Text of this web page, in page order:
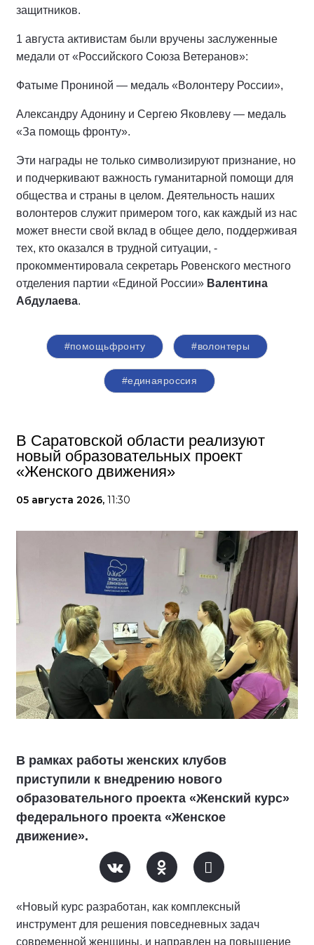
защитников.
1 августа активистам были вручены заслуженные
медали от «Российского Союза Ветеранов»:
Фатыме Прониной — медаль «Волонтеру России»,
Александру Адонину и Сергею Яковлеву — медаль
«За помощь фронту».
Эти награды не только символизируют признание, но
и подчеркивают важность гуманитарной помощи для
общества и страны в целом. Деятельность наших
волонтеров служит примером того, как каждый из нас
может внести свой вклад в общее дело, поддерживая
тех, кто оказался в трудной ситуации, -
прокомментировала секретарь Ровенского местного
отделения партии «Единой России» Валентина
Абдулаева.
#помощьфронту #волонтеры
#единаяроссия
В Саратовской области реализуют
новый образовательных проект
«Женского движения»
05 августа 2026, 11:30
В рамках работы женских клубов
приступили к внедрению нового
образовательного проекта «Женский курс»
федерального проекта «Женское
движение».
«Новый курс разработан, как комплексный
инструмент для решения повседневных задач
современной женщины, и направлен на повышение